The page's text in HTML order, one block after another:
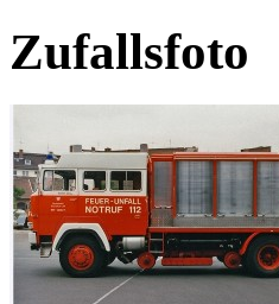
Zufallsfoto